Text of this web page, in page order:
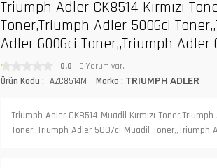
Triumph Adler CK8514 Kırmızı
Toner,Triumph Adler 5006ci
Adler 6006ci Toner,,Triumph Adler
0.0 - 0 Yorum var.
Ürün Kodu : TAZC8514M Marka : TRIUMPH ADLER
Triumph Adler CK8514 Muadil Kırmızı
Toner,,Triumph Adler 5007ci Muadil